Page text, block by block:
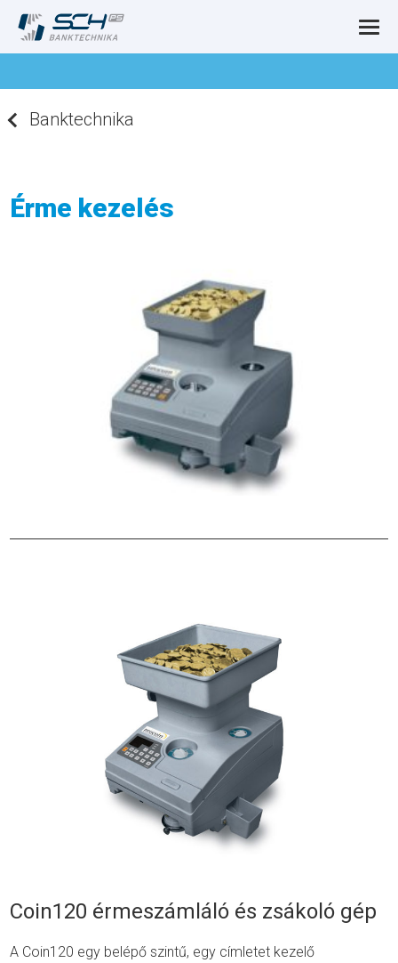
Banktechnika
Érme kezelés
Coin120 érmeszámláló és zsákoló gép
A Coin120 egy belépő szintű, egy címletet kezelő